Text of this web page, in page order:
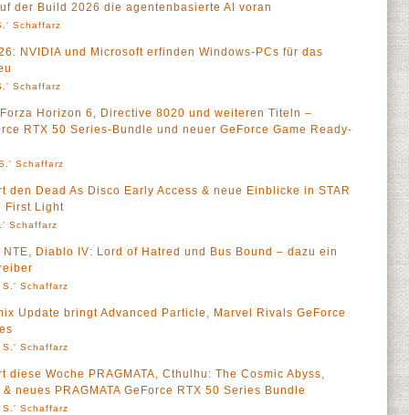
der Build 2026 die agentenbasierte AI voran
Schaffarz
NVIDIA und Microsoft erfinden Windows-PCs für das
Schaffarz
Horizon 6, Directive 8020 und weiteren Titeln –
RTX 50 Series-Bundle und neuer GeForce Game Ready-
Schaffarz
den Dead As Disco Early Access & neue Einblicke in STAR
First Light
Schaffarz
NTE, Diablo IV: Lord of Hatred und Bus Bound – dazu ein
S.' Schaffarz
Update bringt Advanced Particle, Marvel Rivals GeForce
S.' Schaffarz
diese Woche PRAGMATA, Cthulhu: The Cosmic Abyss,
neues PRAGMATA GeForce RTX 50 Series Bundle
S.' Schaffarz